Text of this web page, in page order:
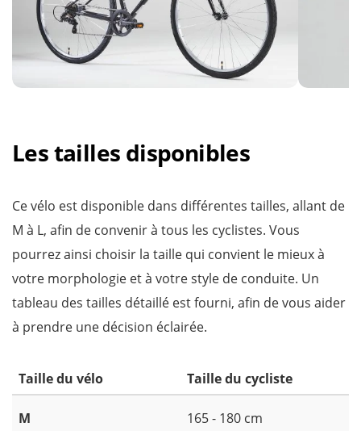
Les tailles disponibles
Ce vélo est disponible dans différentes tailles, allant de
M à L, afin de convenir à tous les cyclistes. Vous
pourrez ainsi choisir la taille qui convient le mieux à
votre morphologie et à votre style de conduite. Un
tableau des tailles détaillé est fourni, afin de vous aider
à prendre une décision éclairée.
Taille du vélo Taille du cycliste
M 165 - 180 cm